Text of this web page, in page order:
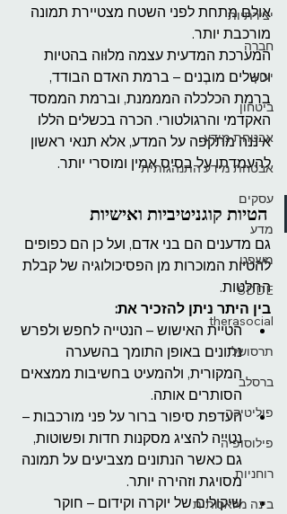
יצירתיות
חברה
יעוץ
ביטחון
אבטחת מידע
אבטחת מידע התנהגותית
עסקים
מדע
משפט
SDDE
therasocial
תרסושל
ברסלב
פוליטיקה
פילוסופיה
רוחניות
בינה מלאכותית
אולם מתחת לפני השטח מצטיירת תמונה
מורכבת יותר.
המערכת המדעית עצמה מלוּוה בהטיות
וכשלים מובְנים – ברמת האדם הבודד,
ברמת הכלכלה המממנת, וברמת הממסד
האקדמי והרגולטורי. הכרה בכשלים הללו
איננה מתקפה על המדע, אלא תנאי ראשון
להעמדתו על בסיס אמין ומוסרי יותר.
הטיות קוגניטיביות ואישיות
גם מדענים הם בני אדם, ועל כן הם כפופים
להטיות המוכרות מן הפסיכולוגיה של קבלת
החלטות.
בין היתר ניתן להזכיר את:
הטיית האישוש – הנטייה לחפש ולפרש
נתונים באופן התומך בהשערה
המקורית, ולהמעיט בחשיבות ממצאים
הסותרים אותה.
העדפת סיפור ברור על פני מורכבות –
נטייה להציג מסקנות חדות ופשוטות,
גם כאשר הנתונים מצביעים על תמונה
מסויגת וזהירה יותר.
שיקולים של יוקרה וקידום – חוקר